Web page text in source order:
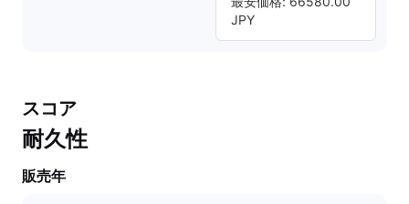
JPY
スコア
耐久性
販売年